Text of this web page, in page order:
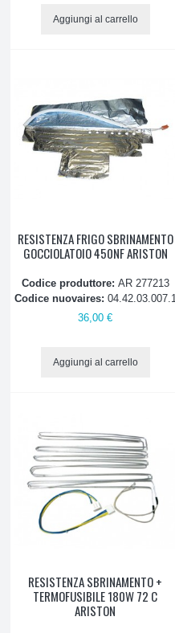
Aggiungi al carrello
RESISTENZA FRIGO SBRINAMENTO
GOCCIOLATOIO 450NF ARISTON
Codice produttore: AR 277213
Codice nuovaires: 04.42.03.007.1
36,00 €
Aggiungi al carrello
RESISTENZA SBRINAMENTO +
TERMOFUSIBILE 180W 72 C
ARISTON